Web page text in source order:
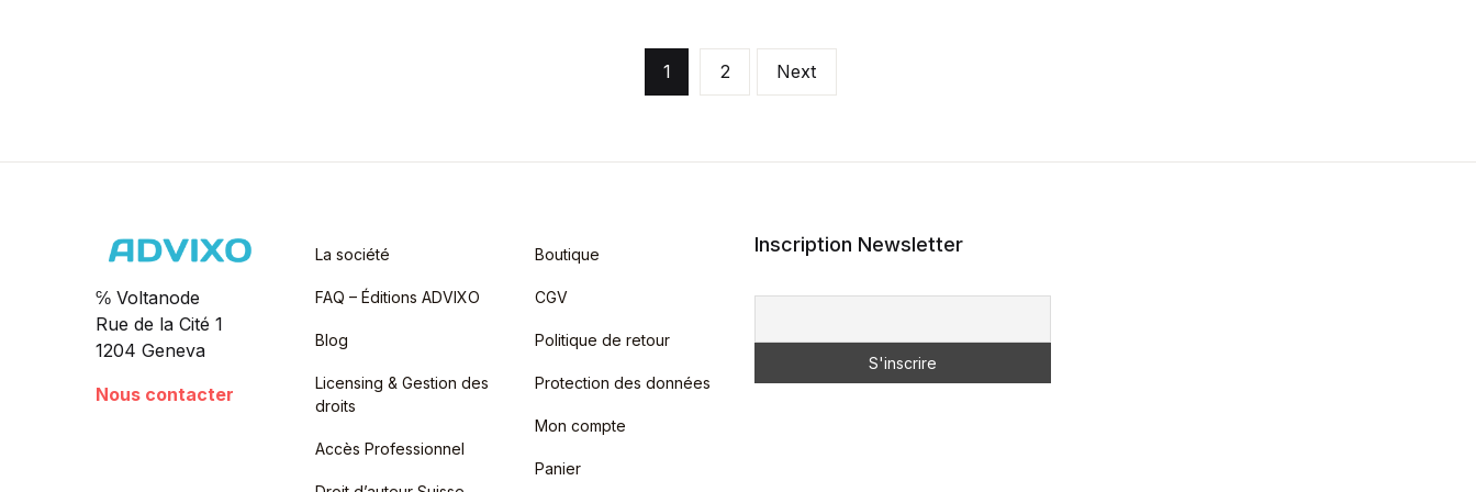
1 2 Next
℅ Voltanode
Rue de la Cité 1
1204 Geneva
Nous contacter
La société
FAQ – Éditions ADVIXO
Blog
Licensing & Gestion des
droits
Accès Professionnel
Boutique
CGV
Politique de retour
Protection des données
Mon compte
Panier
Inscription Newsletter